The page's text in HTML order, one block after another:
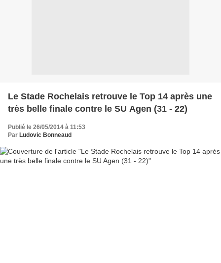
Le Stade Rochelais retrouve le Top 14 après une
très belle finale contre le SU Agen (31 - 22)
Publié le 26/05/2014 à 11:53
Par Ludovic Bonneaud